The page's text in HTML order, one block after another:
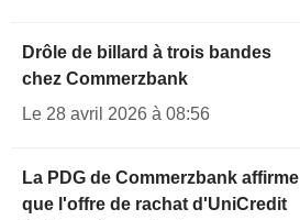
Drôle de billard à trois bandes
chez Commerzbank
Le 28 avril 2026 à 08:56
La PDG de Commerzbank affirme
que l'offre de rachat d'UniCredit